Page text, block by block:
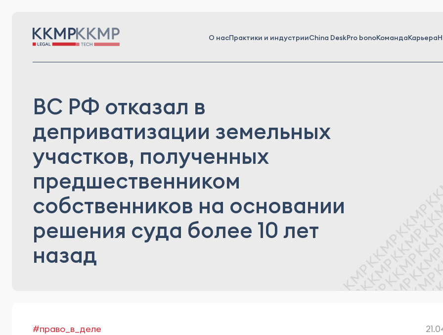
О насПрактики и индустрииChina DeskPro bonoКомандаКарьера
ВС РФ отказал в
деприватизации земельных
участков, полученных
предшественником
собственников на основании
решения суда более 10 лет
назад
#право_в_деле